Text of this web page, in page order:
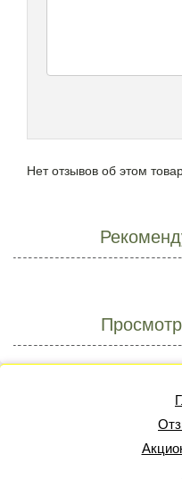
Нет отзывов об этом